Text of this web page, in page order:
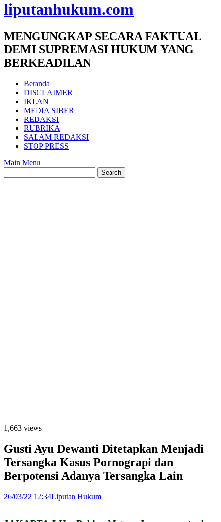
liputanhukum.com
MENGUNGKAP SECARA FAKTUAL
DEMI SUPREMASI HUKUM YANG
BERKEADILAN
Beranda
DISCLAIMER
IKLAN
MEDIA SIBER
REDAKSI
RUBRIKA
SALAM REDAKSI
STOP PRESS
Main Menu
1,663 views
Gusti Ayu Dewanti Ditetapkan Menjadi
Tersangka Kasus Pornograpi dan
Berpotensi Adanya Tersangka Lain
26/03/22 12:34Liputan Hukum